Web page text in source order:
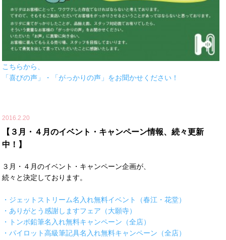
こちらから、
「喜びの声」・「がっかりの声」をお聞かせください！
2016.2.20
【３月・４月のイベント・キャンペーン情報、続々更新
中！】
３月・４月のイベント・キャンペーン企画が、
続々と決定しております。
・ジェットストリーム名入れ無料イベント（春江・花堂）
・ありがとう感謝しますフェア（大願寺）
・トンボ鉛筆名入れ無料キャンペーン（全店）
・パイロット高級筆記具名入れ無料キャンペーン（全店）